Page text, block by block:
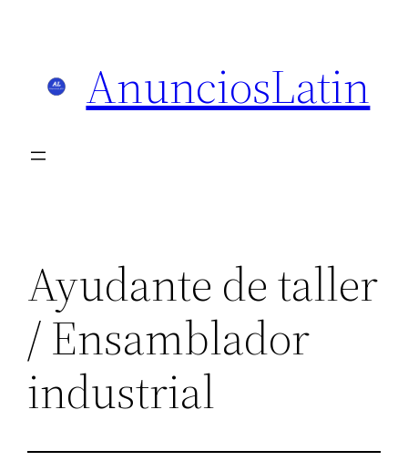
AnunciosLatin
Ayudante de taller
/ Ensamblador
industrial